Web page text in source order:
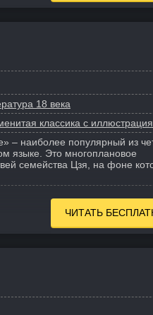
18 века
классика с
– наиболее популярный из
языке. Это многоплановое
семейства Цзя, на фоне
ЧИТАТЬ